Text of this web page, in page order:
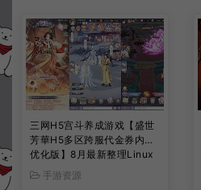
三网H5宫斗养成游戏【盛世
芳華H5多区跨服代金券内购
优化版】8月最新整理Linux
手工服务端+CDK授权后台
+全资源安卓+详细搭建教程
手游资源